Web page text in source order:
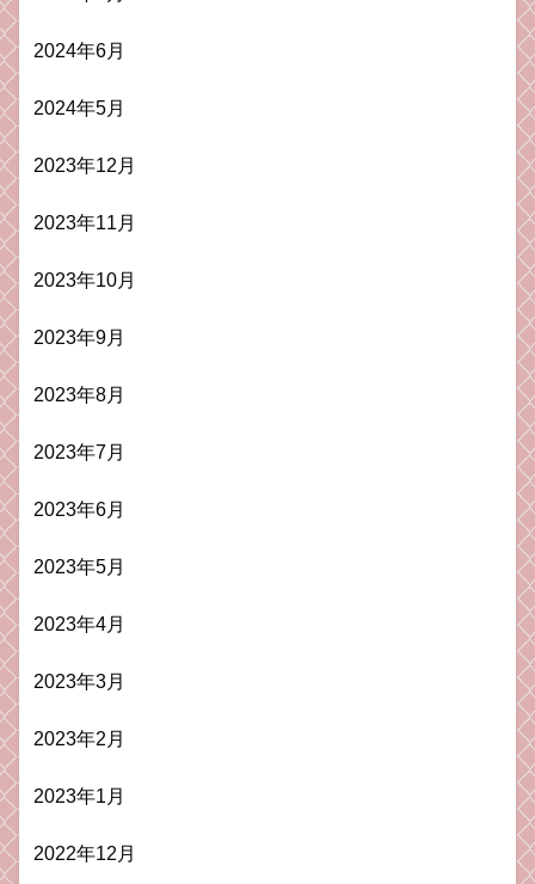
2024年6月
2024年5月
2023年12月
2023年11月
2023年10月
2023年9月
2023年8月
2023年7月
2023年6月
2023年5月
2023年4月
2023年3月
2023年2月
2023年1月
2022年12月